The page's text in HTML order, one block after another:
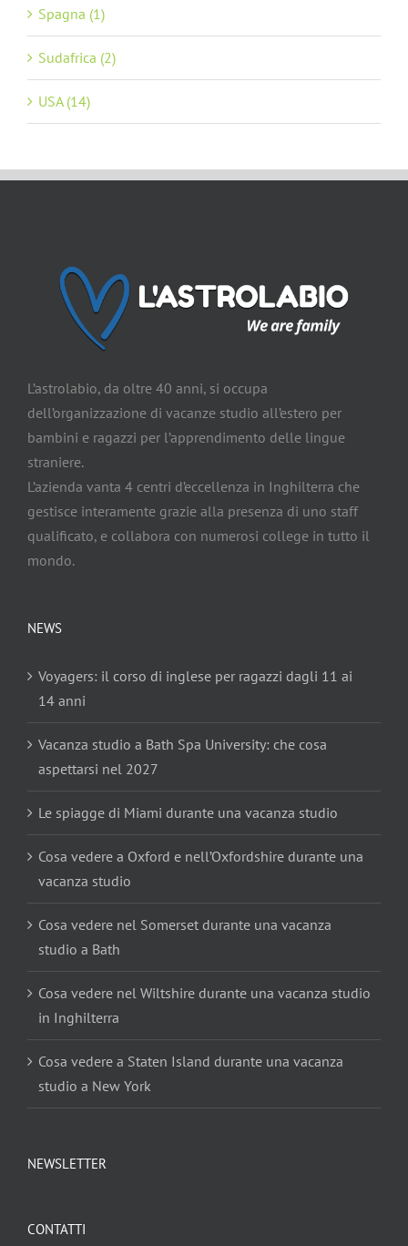
Spagna (1)
Sudafrica (2)
USA (14)
L’astrolabio, da oltre 40 anni, si occupa
dell’organizzazione di vacanze studio all’estero per
bambini e ragazzi per l’apprendimento delle lingue
straniere.
L’azienda vanta 4 centri d’eccellenza in Inghilterra che
gestisce interamente grazie alla presenza di uno staff
qualificato, e collabora con numerosi college in tutto il
mondo.
NEWS
Voyagers: il corso di inglese per ragazzi dagli 11 ai
14 anni
Vacanza studio a Bath Spa University: che cosa
aspettarsi nel 2027
Le spiagge di Miami durante una vacanza studio
Cosa vedere a Oxford e nell’Oxfordshire durante una
vacanza studio
Cosa vedere nel Somerset durante una vacanza
studio a Bath
Cosa vedere nel Wiltshire durante una vacanza studio
in Inghilterra
Cosa vedere a Staten Island durante una vacanza
studio a New York
NEWSLETTER
CONTATTI